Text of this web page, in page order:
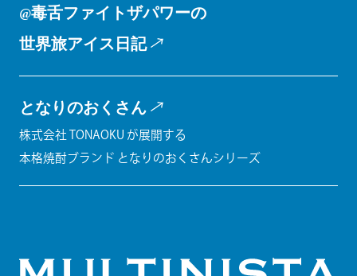
@毒舌ファイトザパワーの
世界旅アイス日記
となりのおくさん
株式会社 TONAOKU が展開する
本格焼酎ブランド となりのおくさんシリーズ